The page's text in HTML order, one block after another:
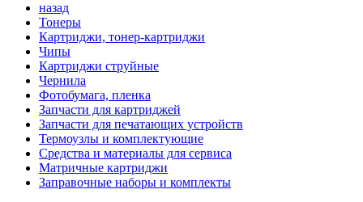
назад
Тонеры
Картриджи, тонер-картриджи
Чипы
Картриджи струйные
Чернила
Фотобумага, пленка
Запчасти для картриджей
Запчасти для печатающих устройств
Термоузлы и комплектующие
Средства и материалы для сервиса
Матричные картриджи
Заправочные наборы и комплекты